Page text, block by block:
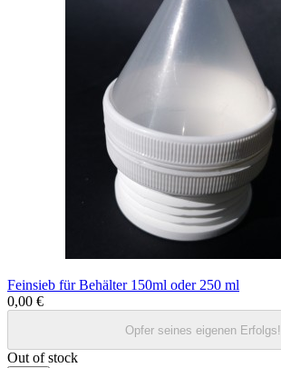
Feinsieb für Behälter 150ml oder 250 ml
0,00 €
Opfer seines eigenen Erfolgs!
Out of stock